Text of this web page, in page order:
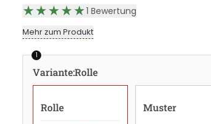
1 Bewertung
Mehr zum Produkt
1
Variante:Rolle
Rolle
Muster